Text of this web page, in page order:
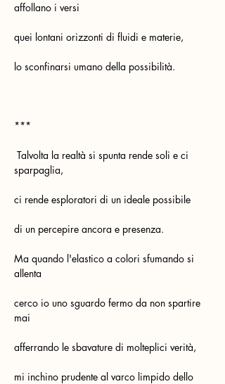
affollano i versi
quei lontani orizzonti di fluidi e materie,
lo sconfinarsi umano della possibilità.
***
Talvolta la realtà si spunta rende soli e ci
sparpaglia,
ci rende esploratori di un ideale possibile
di un percepire ancora e presenza.
Ma quando l'elastico a colori sfumando si
allenta
cerco io uno sguardo fermo da non spartire
mai
afferrando le sbavature di molteplici verità,
mi inchino prudente al varco limpido dello